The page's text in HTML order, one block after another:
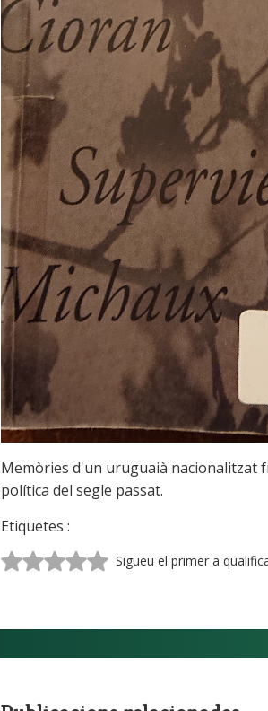
Memòries d'un uruguaià nacionalitzat
política del segle passat.
Etiquetes :
Sigueu el primer a